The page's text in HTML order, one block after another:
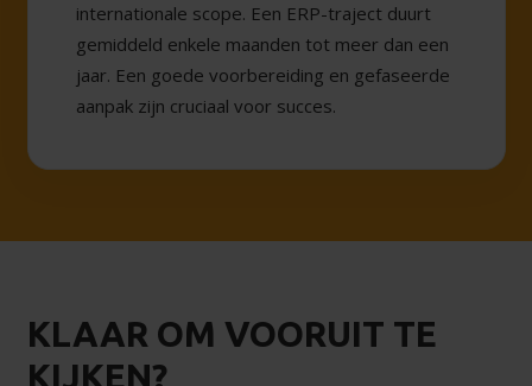
internationale scope. Een ERP-traject duurt
gemiddeld enkele maanden tot meer dan een
jaar. Een goede voorbereiding en gefaseerde
aanpak zijn cruciaal voor succes.
KLAAR OM VOORUIT TE
KIJKEN?